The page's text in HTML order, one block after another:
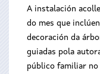
A instalación
do mes que
decoración da
guiadas pola
público familiar no